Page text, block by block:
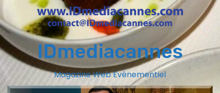
IDmediacannes
Magazine Web Evénementiel